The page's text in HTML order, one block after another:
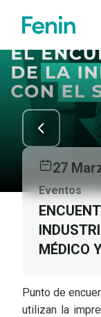
27
Eventos
MÉDICO
Punto de
utilizan la